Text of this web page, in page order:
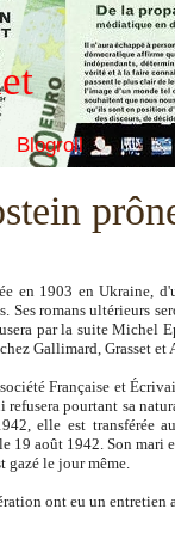
Blogroll
en 1903 en Ukraine,
Ses romans ultérieurs
par la suite Michel
Gallimard, Grasset
Française et
refusera pourtant sa
elle est transférée
19 août 1942. Son mari
gazé le jour même.
ont eu un entretien